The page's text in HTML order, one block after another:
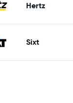
Hertz
Sixt